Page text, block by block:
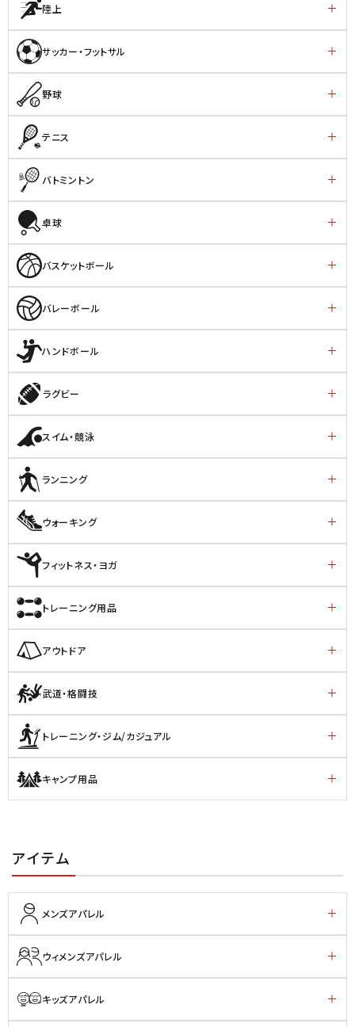
陸上
サッカー・フットサル
野球
テニス
バトミントン
卓球
バスケットボール
バレーボール
ハンドボール
ラグビー
スイム・競泳
ランニング
ウォーキング
フィットネス・ヨガ
トレーニング用品
アウトドア
武道・格闘技
トレーニング・ジム/カジュアル
キャンプ用品
アイテム
メンズアパレル
ウィメンズアパレル
キッズアパレル